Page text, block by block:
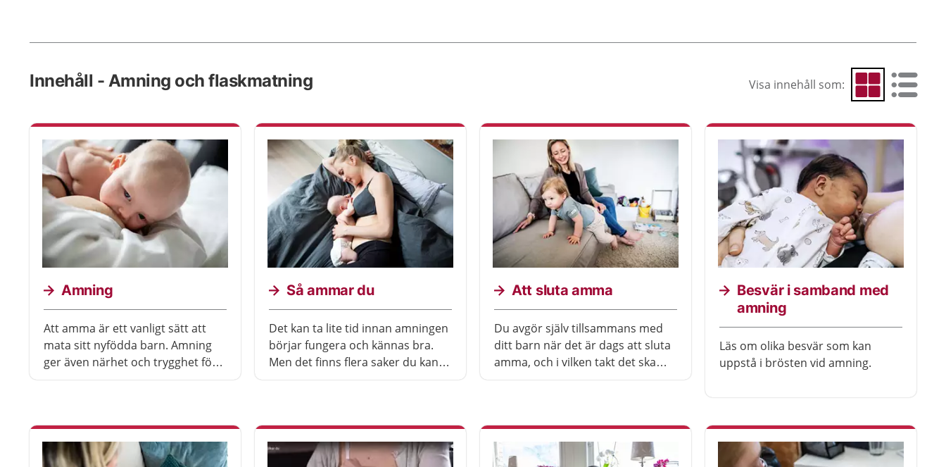
Innehåll - Amning och flaskmatning Visa innehåll som: Visa som rutnät
Visa som
Amning
Att amma är ett vanligt sätt att
mata sitt nyfödda barn. Amning
ger även närhet och trygghet för
Så ammar du
Det kan ta lite tid innan amningen
börjar fungera och kännas bra.
Men det finns flera saker du kan
Att sluta amma
Du avgör själv tillsammans med
ditt barn när det är dags att sluta
amma, och i vilken takt det ska
tycker att det är dags att sluta.
Besvär i samband med
amning
Läs om olika besvär som kan
uppstå i brösten vid amning.